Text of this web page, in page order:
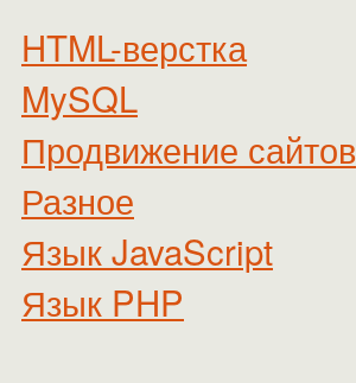
HTML-верстка
MySQL
Продвижение сайтов
Разное
Язык JavaScript
Язык PHP